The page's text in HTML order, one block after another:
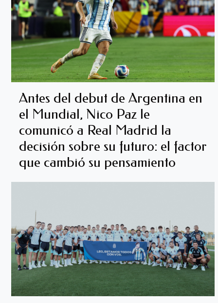
Antes del debut de Argentina en
el Mundial, Nico Paz le
comunicó a Real Madrid la
decisión sobre su futuro: el factor
que cambió su pensamiento